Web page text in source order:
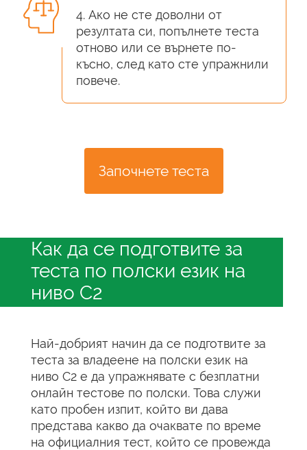
4. Ако не сте доволни от
резултата си, попълнете теста
отново или се върнете по-
късно, след като сте упражнили
повече.
Започнете теста
Как да се подготвите за
теста по полски език на
ниво C2
Най-добрият начин да се подготвите за
теста за владеене на полски език на
ниво C2 е да упражнявате с безплатни
онлайн тестове по полски. Това служи
като пробен изпит, който ви дава
представа какво да очаквате по време
на официалния тест, който се провежда